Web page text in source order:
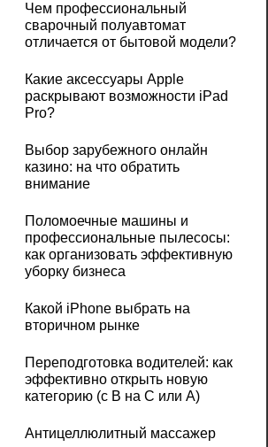
Чем профессиональный
сварочный полуавтомат
отличается от бытовой модели?
Какие аксессуары Apple
раскрывают возможности iPad
Pro?
Выбор зарубежного онлайн
казино: на что обратить
внимание
Поломоечные машины и
профессиональные пылесосы:
как организовать эффективную
уборку бизнеса
Какой iPhone выбрать на
вторичном рынке
Переподготовка водителей: как
эффективно открыть новую
категорию (с B на C или А)
Антицеллюлитный массажер